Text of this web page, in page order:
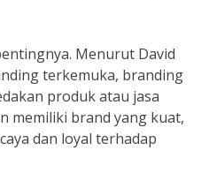
Menurut David
terkemuka, branding
produk atau jasa
memiliki brand yang kuat,
dan loyal terhadap